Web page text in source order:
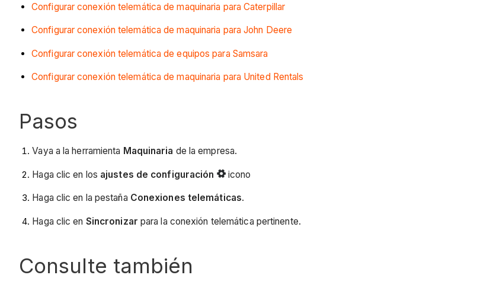
Configurar conexión telemática de maquinaria para Caterpillar
Configurar conexión telemática de maquinaria para John Deere
Configurar conexión telemática de equipos para Samsara
Configurar conexión telemática de maquinaria para United Rentals
Pasos
Vaya a la herramienta Maquinaria de la empresa.
Haga clic en los ajustes de configuración icono
Haga clic en la pestaña Conexiones telemáticas.
Haga clic en Sincronizar para la conexión telemática pertinente.
Consulte también